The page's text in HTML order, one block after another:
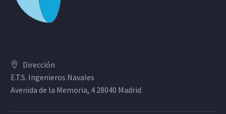
Dirección
E.T.S. Ingenieros Navales
Avenida de la Memoria, 4 28040 Madrid